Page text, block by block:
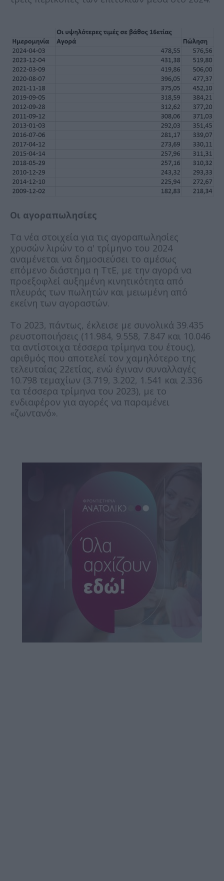
Οι αγοραπωλησίες
Τα νέα στοιχεία για τις αγοραπωλησίες
χρυσών λιρών το α' τρίμηνο του 2024
αναμένεται να δημοσιεύσει το αμέσως
επόμενο διάστημα η ΤτΕ, με την αγορά να
προεξοφλεί αυξημένη κινητικότητα από
πλευράς των πωλητών και μειωμένη από
εκείνη των αγοραστών.
Το 2023, πάντως, έκλεισε με συνολικά 39.435
ρευστοποιήσεις (11.984, 9.558, 7.847 και 10.046
τα αντίστοιχα τέσσερα τρίμηνα του έτους),
αριθμός που αποτελεί τον χαμηλότερο της
τελευταίας 22ετίας, ενώ έγιναν συναλλαγές
10.798 τεμαχίων (3.719, 3.202, 1.541 και 2.336
τα τέσσερα τρίμηνα του 2023), με το
ενδιαφέρον για αγορές να παραμένει
«ζωντανό».